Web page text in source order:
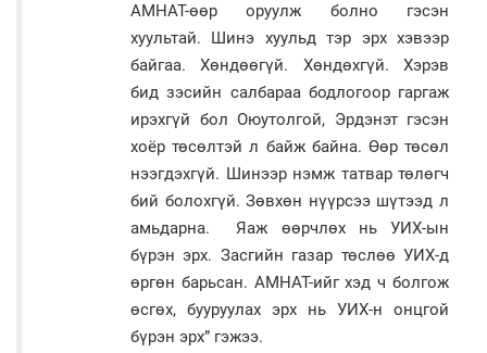
АМНАТ-өөр оруулж болно гэсэн
хуультай. Шинэ хуульд тэр эрх хэвээр
байгаа. Хөндөөгүй. Хөндөхгүй. Хэрэв
бид зэсийн салбараа бодлогоор гаргаж
ирэхгүй бол Оюутолгой, Эрдэнэт гэсэн
хоёр төсөлтэй л байж байна. Өөр төсөл
нээгдэхгүй. Шинээр нэмж татвар төлөгч
бий болохгүй. Зөвхөн нүүрсээ шүтээд л
амьдарна. Яаж өөрчлөх нь УИХ-ын
бүрэн эрх. Засгийн газар төслөө УИХ-д
өргөн барьсан. АМНАТ-ийг хэд ч болгож
өсгөх, бууруулах эрх нь УИХ-н онцгой
бүрэн эрх” гэжээ.